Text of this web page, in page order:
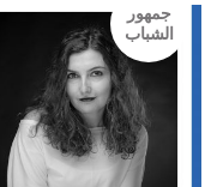
جمهور
الشباب